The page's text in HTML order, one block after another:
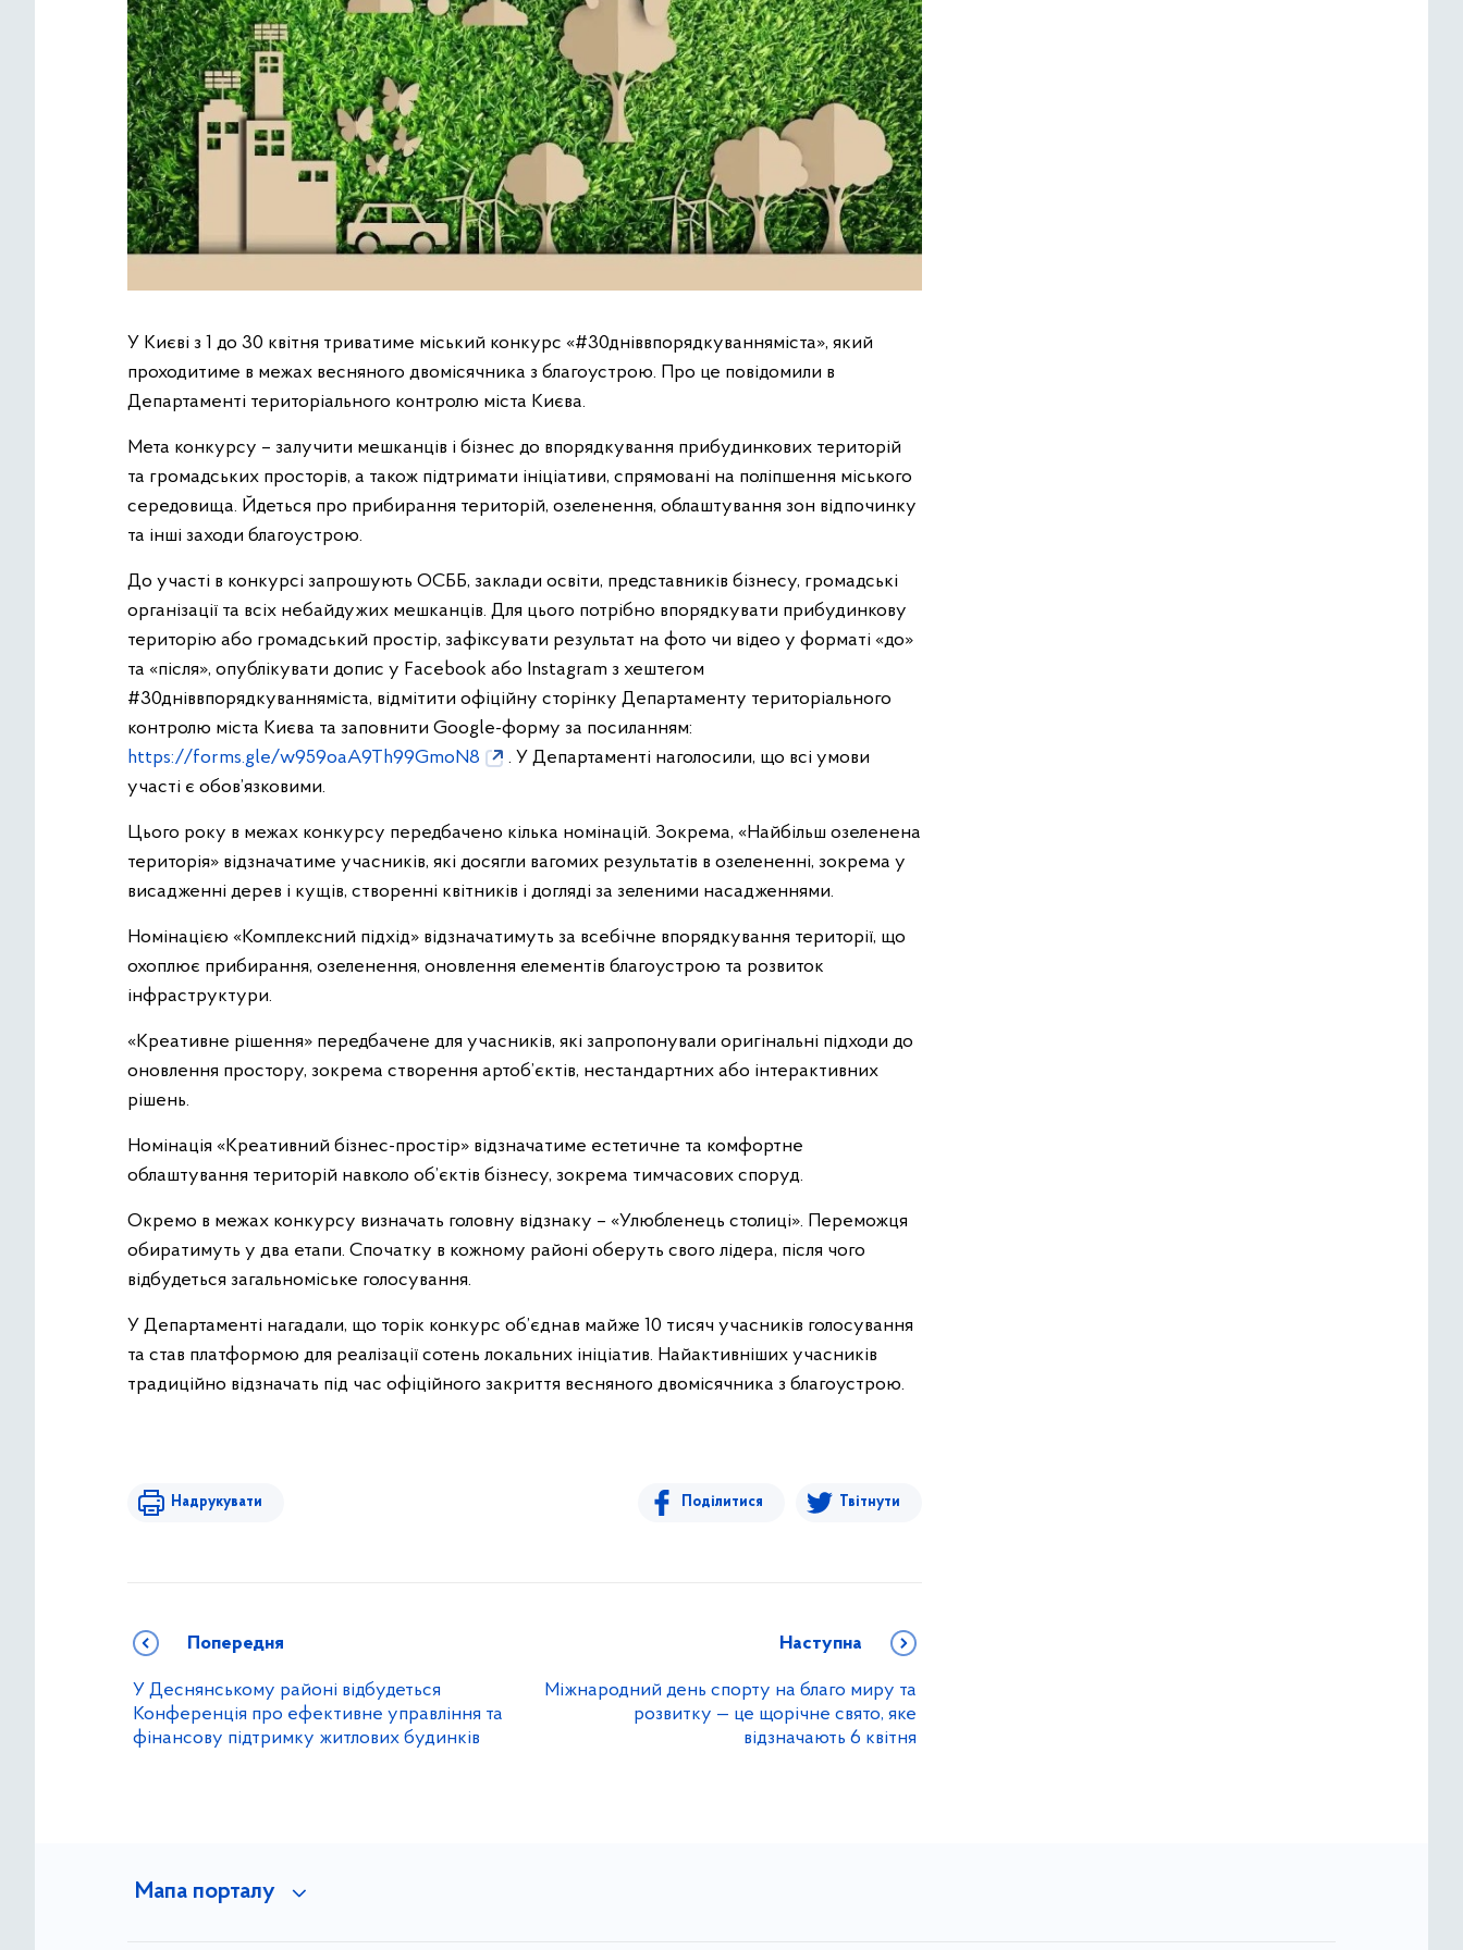
У Києві з 1 до 30 квітня триватиме міський конкурс «#30дніввпорядкуванняміста», який
проходитиме в межах весняного двомісячника з благоустрою. Про це повідомили в
Департаменті територіального контролю міста Києва.
Мета конкурсу – залучити мешканців і бізнес до впорядкування прибудинкових територій
та громадських просторів, а також підтримати ініціативи, спрямовані на поліпшення міського
середовища. Йдеться про прибирання територій, озеленення, облаштування зон відпочинку
та інші заходи благоустрою.
До участі в конкурсі запрошують ОСББ, заклади освіти, представників бізнесу, громадські
організації та всіх небайдужих мешканців. Для цього потрібно впорядкувати прибудинкову
територію або громадський простір, зафіксувати результат на фото чи відео у форматі «до»
та «після», опублікувати допис у Facebook або Instagram з хештегом
#30дніввпорядкуванняміста, відмітити офіційну сторінку Департаменту територіального
контролю міста Києва та заповнити Google-форму за посиланням:
https://forms.gle/w959oaA9Th99GmoN8
. У Департаменті наголосили, що всі умови
участі є обов’язковими.
Цього року в межах конкурсу передбачено кілька номінацій. Зокрема, «Найбільш озеленена
територія» відзначатиме учасників, які досягли вагомих результатів в озелененні, зокрема у
висадженні дерев і кущів, створенні квітників і догляді за зеленими насадженнями.
Номінацією «Комплексний підхід» відзначатимуть за всебічне впорядкування території, що
охоплює прибирання, озеленення, оновлення елементів благоустрою та розвиток
інфраструктури.
«Креативне рішення» передбачене для учасників, які запропонували оригінальні підходи до
оновлення простору, зокрема створення артоб’єктів, нестандартних або інтерактивних
рішень.
Номінація «Креативний бізнес-простір» відзначатиме естетичне та комфортне
облаштування територій навколо об’єктів бізнесу, зокрема тимчасових споруд.
Окремо в межах конкурсу визначать головну відзнаку – «Улюбленець столиці». Переможця
обиратимуть у два етапи. Спочатку в кожному районі оберуть свого лідера, після чого
відбудеться загальноміське голосування.
У Департаменті нагадали, що торік конкурс об’єднав майже 10 тисяч учасників голосування
та став платформою для реалізації сотень локальних ініціатив. Найактивніших учасників
традиційно відзначать під час офіційного закриття весняного двомісячника з благоустрою.
Надрукувати Поділитися Твітнути
Попередня
У Деснянському районі відбудеться
Конференція про ефективне управління та
фінансову підтримку житлових будинків
Наступна
Міжнародний день спорту на благо миру та
розвитку — це щорічне свято, яке
відзначають 6 квітня
Мапа порталу